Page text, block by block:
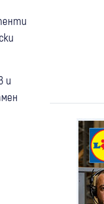
и